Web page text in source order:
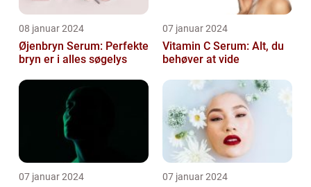
08 januar 2024
Øjenbryn Serum: Perfekte
bryn er i alles søgelys
07 januar 2024
Vitamin C Serum: Alt, du
behøver at vide
07 januar 2024 07 januar 2024